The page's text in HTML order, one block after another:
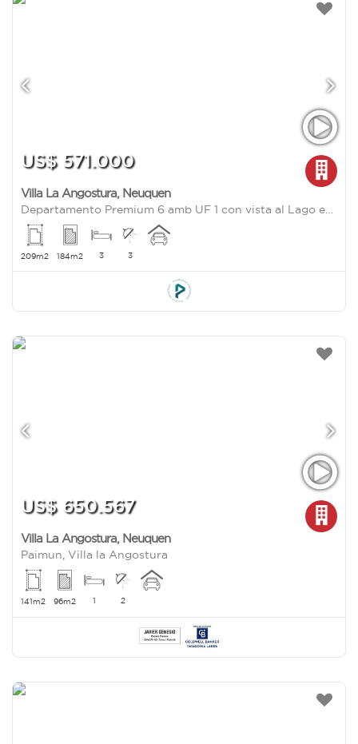
US$ 571.000
Villa La Angostura, Neuquen
209m2 184m2 3 3
US$ 650.567
Villa La Angostura, Neuquen
Paimun, Villa la Angostura
141m2 96m2 1 2